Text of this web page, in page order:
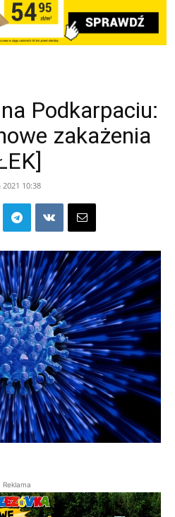
Podkarpaciu:
zakażenia
2021 10:38
Reklama